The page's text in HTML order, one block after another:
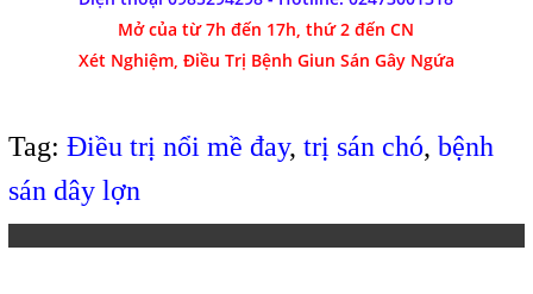
Mở của từ 7h đến 17h, thứ 2 đến CN
Xét Nghiệm, Điều Trị Bệnh Giun Sán Gây Ngứa
Tag: Điều trị nổi mề đay, trị sán chó, bệnh
sán dây lợn